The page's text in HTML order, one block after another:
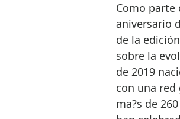
Como parte
aniversario
de la
sobre la
de 2019
con una
ma?s de